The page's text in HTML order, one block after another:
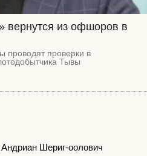
вернутся из офшоров в
проводят проверки в
Тывы
Шериг-оолович